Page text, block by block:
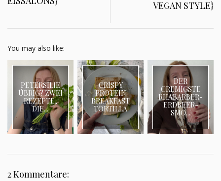
VEGAN STYLE}
You may also like:
PETERSILIE
ÜBRIG? ZWEI
REZEPTE,
DIE...
CRISPY
PROTEIN
BREAKFAST
TORTILLA
DER
CREMIGSTE
RHABARBER-
ERDBEER-
SMO...
2 Kommentare: